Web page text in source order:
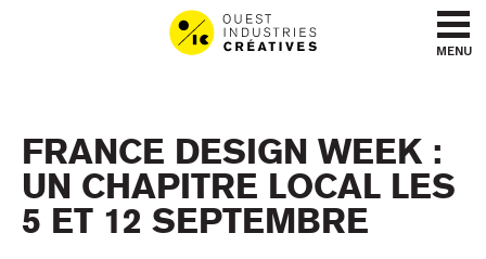
Aller au menu
Aller au contenu
MENU
FRANCE DESIGN WEEK :
UN CHAPITRE LOCAL LES
5 ET 12 SEPTEMBRE